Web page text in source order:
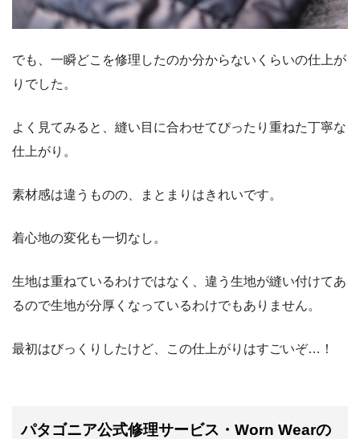
でも、一瞬どこを修理したのか分からないくらいの仕上が
りでした。
よく見てみると、縫い目に合わせてぴったり重ねた丁寧な
仕上がり。
素材感は違うものの、まとまりはきれいです。
着心地の変化も一切なし。
生地は重ねているわけではなく、違う生地が縫い付けてあ
るので生地が分厚くなっているわけでもありません。
最初はびっくりしたけど、この仕上がりはすごいぞ…！
パタゴニア公式修理サービス・Worn Wearの